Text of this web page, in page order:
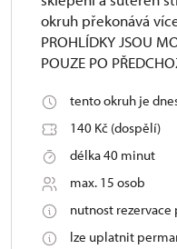
okruh překonává
PROHLÍDKY JSOU
POUZE PO
tento okruh je
140 Kč (dospělí)
délka 40 minut
max. 15 osob
nutnost
lze uplatnit